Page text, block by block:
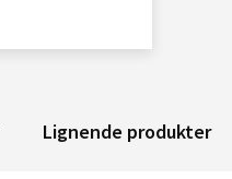
Lignende produkter